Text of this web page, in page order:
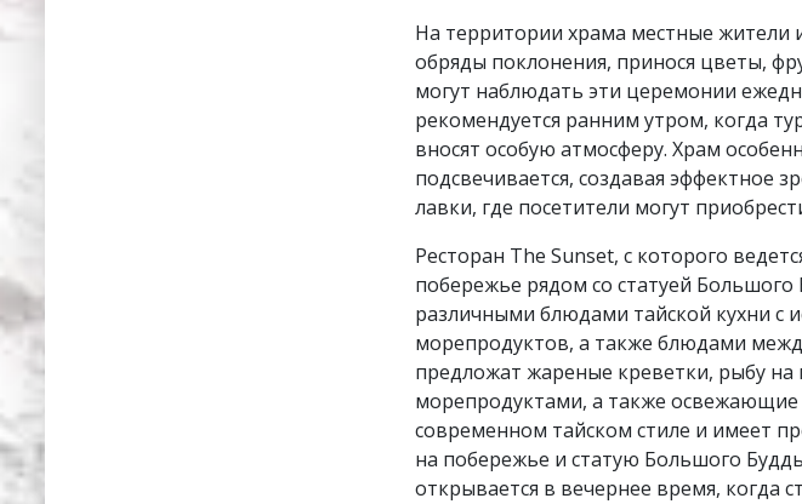
На территории храма местные жители
обряды поклонения, принося цветы,
могут наблюдать эти церемонии
рекомендуется ранним утром, когда
вносят особую атмосферу. Храм
подсвечивается, создавая эффектное
лавки, где посетители могут
Ресторан The Sunset, с которого
побережье рядом со статуей
различными блюдами тайской кухни с
морепродуктов, а также блюдами
предложат жареные креветки, рыбу на
морепродуктами, а также
современном тайском стиле и имеет
на побережье и статую Большого
открывается в вечернее время, когда